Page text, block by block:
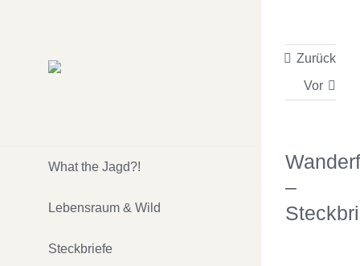
springen
What the Jagd?!
Lebensraum & Wild
Steckbriefe
Zurück
Vor
–